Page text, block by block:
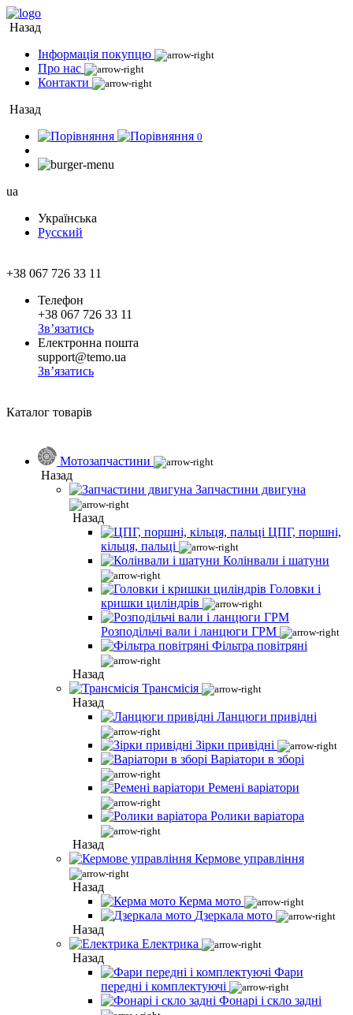
Назад
Інформація покупцю
Про нас
Контакти
Назад
0
ua
Українська
Русский
+38 067 726 33 11
Телефон
+38 067 726 33 11
Зв’язатись
Електронна пошта
support@temo.ua
Зв’язатись
Каталог товарів
Мотозапчастини
Назад
Запчастини двигуна
Назад
ЦПГ, поршні,
кільця, пальці
Колінвали і шатуни
Головки і
кришки циліндрів
Розподільчі вали і ланцюги ГРМ
Фільтра повітряні
Назад
Трансмісія
Назад
Ланцюги привідні
Зірки привідні
Варіатори в зборі
Ремені варіатори
Ролики варіатора
Назад
Кермове управління
Назад
Керма мото
Дзеркала мото
Назад
Електрика
Назад
Фари
передні і комплектуючі
Фонарі і скло задні